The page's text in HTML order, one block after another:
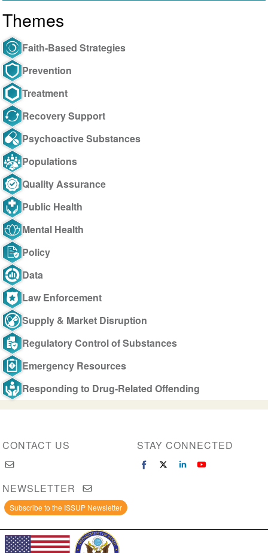
Themes
Faith-Based Strategies
Prevention
Treatment
Recovery Support
Psychoactive Substances
Populations
Quality Assurance
Public Health
Mental Health
Policy
Data
Law Enforcement
Supply & Market Disruption
Regulatory Control of Substances
Emergency Resources
Responding to Drug-Related Offending
CONTACT US STAY CONNECTED
NEWSLETTER
Subscribe to the ISSUP Newsletter